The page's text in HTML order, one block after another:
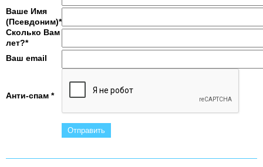
Ваше Имя
(Псевдоним)*
Сколько Вам
лет?*
Ваш email
Анти-спам *